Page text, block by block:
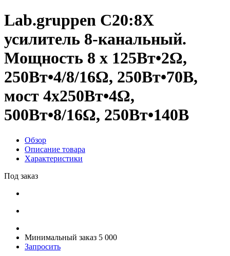
Lab.gruppen C20:8X
усилитель 8-канальный.
Мощность 8 x 125Вт•2Ω,
250Вт•4/8/16Ω, 250Вт•70В,
мост 4х250Вт•4Ω,
500Вт•8/16Ω, 250Вт•140В
Обзор
Описание товара
Характеристики
Под заказ
Минимальный заказ 5 000
Запросить